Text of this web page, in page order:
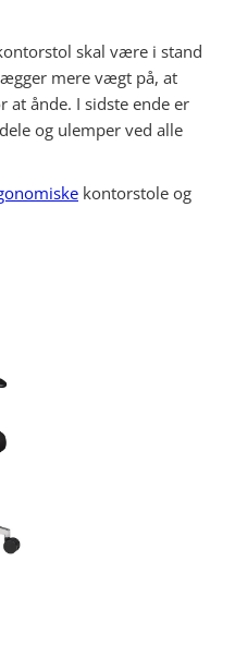
skal være i stand
mere vægt på, at
at ånde. I sidste ende er
og ulemper ved alle
kontorstole og